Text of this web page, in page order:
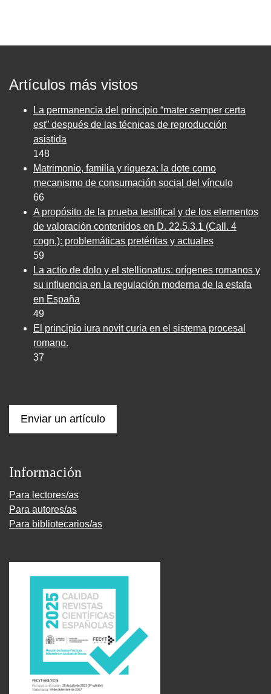
Artículos más vistos
La permanencia del principio “mater semper certa
est” después de las técnicas de reproducción
asistida
148
Matrimonio, familia y riqueza: la dote como
mecanismo de consumación social del vínculo
66
A propósito de la prueba testifical y de los elementos
de valoración contenidos en D. 22.5.3.1 (Call. 4
cogn.): problemáticas pretéritas y actuales
59
La actio de dolo y el stellionatus: orígenes romanos y
su influencia en la regulación moderna de la estafa
en España
49
El principio iura novit curia en el sistema procesal
romano.
37
Enviar un artículo
Información
Para lectores/as
Para autores/as
Para bibliotecarios/as